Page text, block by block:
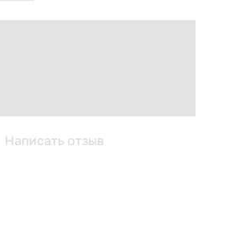
Написать отзыв